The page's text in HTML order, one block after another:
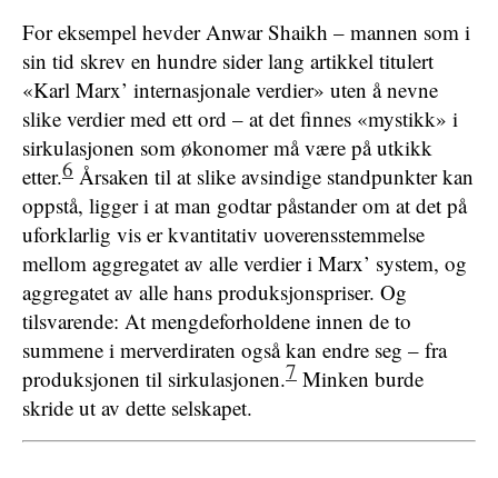
For eksempel hevder Anwar Shaikh – mannen som i
sin tid skrev en hundre sider lang artikkel titulert
«Karl Marx’ internasjonale verdier» uten å nevne
slike verdier med ett ord – at det finnes «mystikk» i
sirkulasjonen som økonomer må være på utkikk
etter.6 Årsaken til at slike avsindige standpunkter kan
oppstå, ligger i at man godtar påstander om at det på
uforklarlig vis er kvantitativ uoverensstemmelse
mellom aggregatet av alle verdier i Marx’ system, og
aggregatet av alle hans produksjonspriser. Og
tilsvarende: At mengdeforholdene innen de to
summene i merverdiraten også kan endre seg – fra
produksjonen til sirkulasjonen.7 Minken burde
skride ut av dette selskapet.